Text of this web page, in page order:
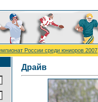
России среди юниоров 2007
Драйв